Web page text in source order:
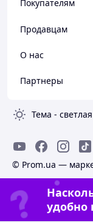
Покупателям
Продавцам
О нас
Партнеры
Тема - светлая
© Prom.ua —
удобно